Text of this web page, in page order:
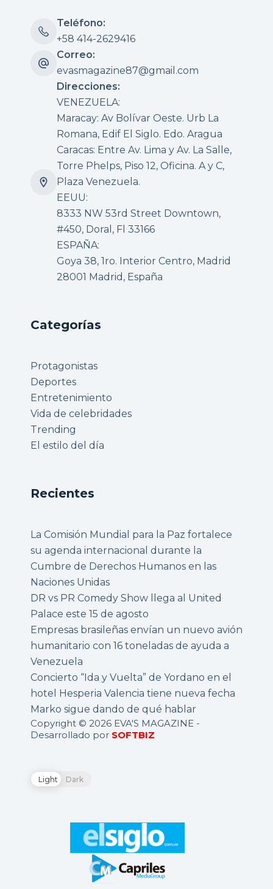
Teléfono:
+58 414-2629416
Correo:
evasmagazine87@gmail.com
Direcciones:
VENEZUELA:
Maracay: Av Bolívar Oeste. Urb La
Romana, Edif El Siglo. Edo. Aragua
Caracas: Entre Av. Lima y Av. La Salle,
Torre Phelps, Piso 12, Oficina. A y C,
Plaza Venezuela.
EEUU:
8333 NW 53rd Street Downtown,
#450, Doral, Fl 33166
ESPAÑA:
Goya 38, 1ro. Interior Centro, Madrid
28001 Madrid, España
Categorías
Protagonistas
Deportes
Entretenimiento
Vida de celebridades
Trending
El estilo del día
Recientes
La Comisión Mundial para la Paz fortalece
su agenda internacional durante la
Cumbre de Derechos Humanos en las
Naciones Unidas
DR vs PR Comedy Show llega al United
Palace este 15 de agosto
Empresas brasileñas envían un nuevo avión
humanitario con 16 toneladas de ayuda a
Venezuela
Concierto “Ida y Vuelta” de Yordano en el
hotel Hesperia Valencia tiene nueva fecha
Marko sigue dando de qué hablar
Copyright © 2026 EVA'S MAGAZINE -
Desarrollado por SOFTBIZ
Light Dark